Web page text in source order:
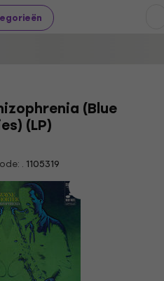
(Blue
(LP)
. 1105319